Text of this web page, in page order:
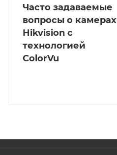
Часто задаваемые
вопросы о камерах
Hikvision с
технологией
ColorVu